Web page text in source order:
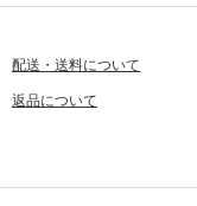
配送・送料について
返品について